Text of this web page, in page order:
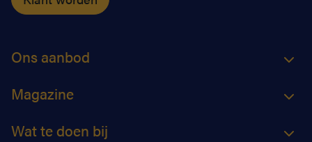
Ons aanbod
Magazine
Wat te doen bij